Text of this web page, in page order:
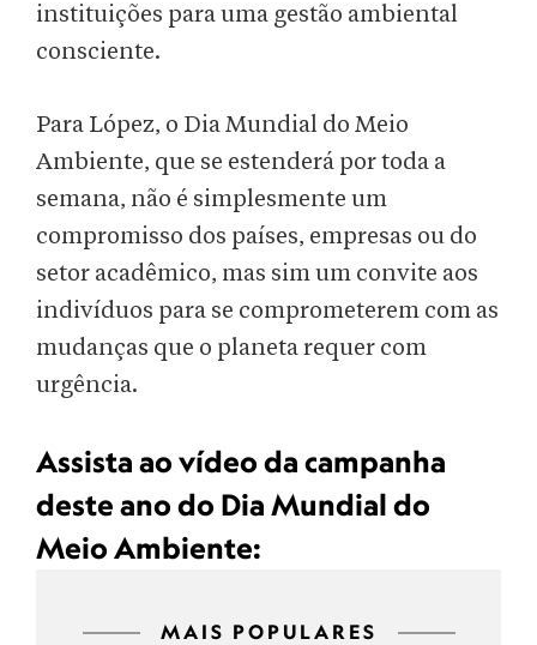
instituições para uma gestão ambiental
consciente.
Para López, o Dia Mundial do Meio
Ambiente, que se estenderá por toda a
semana, não é simplesmente um
compromisso dos países, empresas ou do
setor acadêmico, mas sim um convite aos
indivíduos para se comprometerem com as
mudanças que o planeta requer com
urgência.
Assista ao vídeo da campanha
deste ano do Dia Mundial do
Meio Ambiente:
MAIS POPULARES